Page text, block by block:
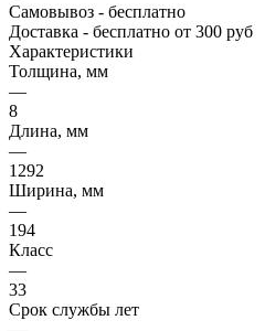
Самовывоз - бесплатно
Доставка - бесплатно от 300 руб
Характеристики
Толщина, мм
—
8
Длина, мм
—
1292
Ширина, мм
—
194
Класс
—
33
Срок службы лет